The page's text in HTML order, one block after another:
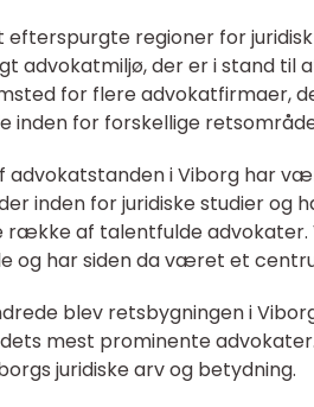
efterspurgte regioner for
advokatmiljø, der er i stand til
for flere advokatfirmaer,
inden for forskellige
advokatstanden i Viborg har
inden for juridiske studier og
række af talentfulde
og har siden da været et
blev retsbygningen i
mest prominente
juridiske arv og betydning.